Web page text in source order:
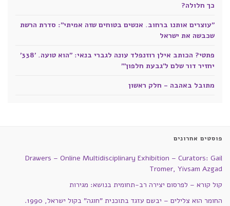
כך חלולה?
"עוצרים אותנו ברחוב. אנשים בטוחים שזה אמיתי": סדרת הרשת
שכבשה את ישראל
פתטי? הכותב אילן רוזנפלד עונה לגברי בנאי: "הוא טועה. '338'
יחזיר דור שלם ל'גבעת חלפון'"
מתובל באהבה - חלק ראשון
פוסטים אחרונים
Drawers – Online Multidisciplinary Exhibition – Curators: Gail
Tromer, Yivsam Azgad
קול קורא – לפרסום יצירה רב-תחומית בנושא: מגירות
החומר הוא צלילים – יבשם עזגד בתוכנית "חוגה" בקול ישראל, 1990.